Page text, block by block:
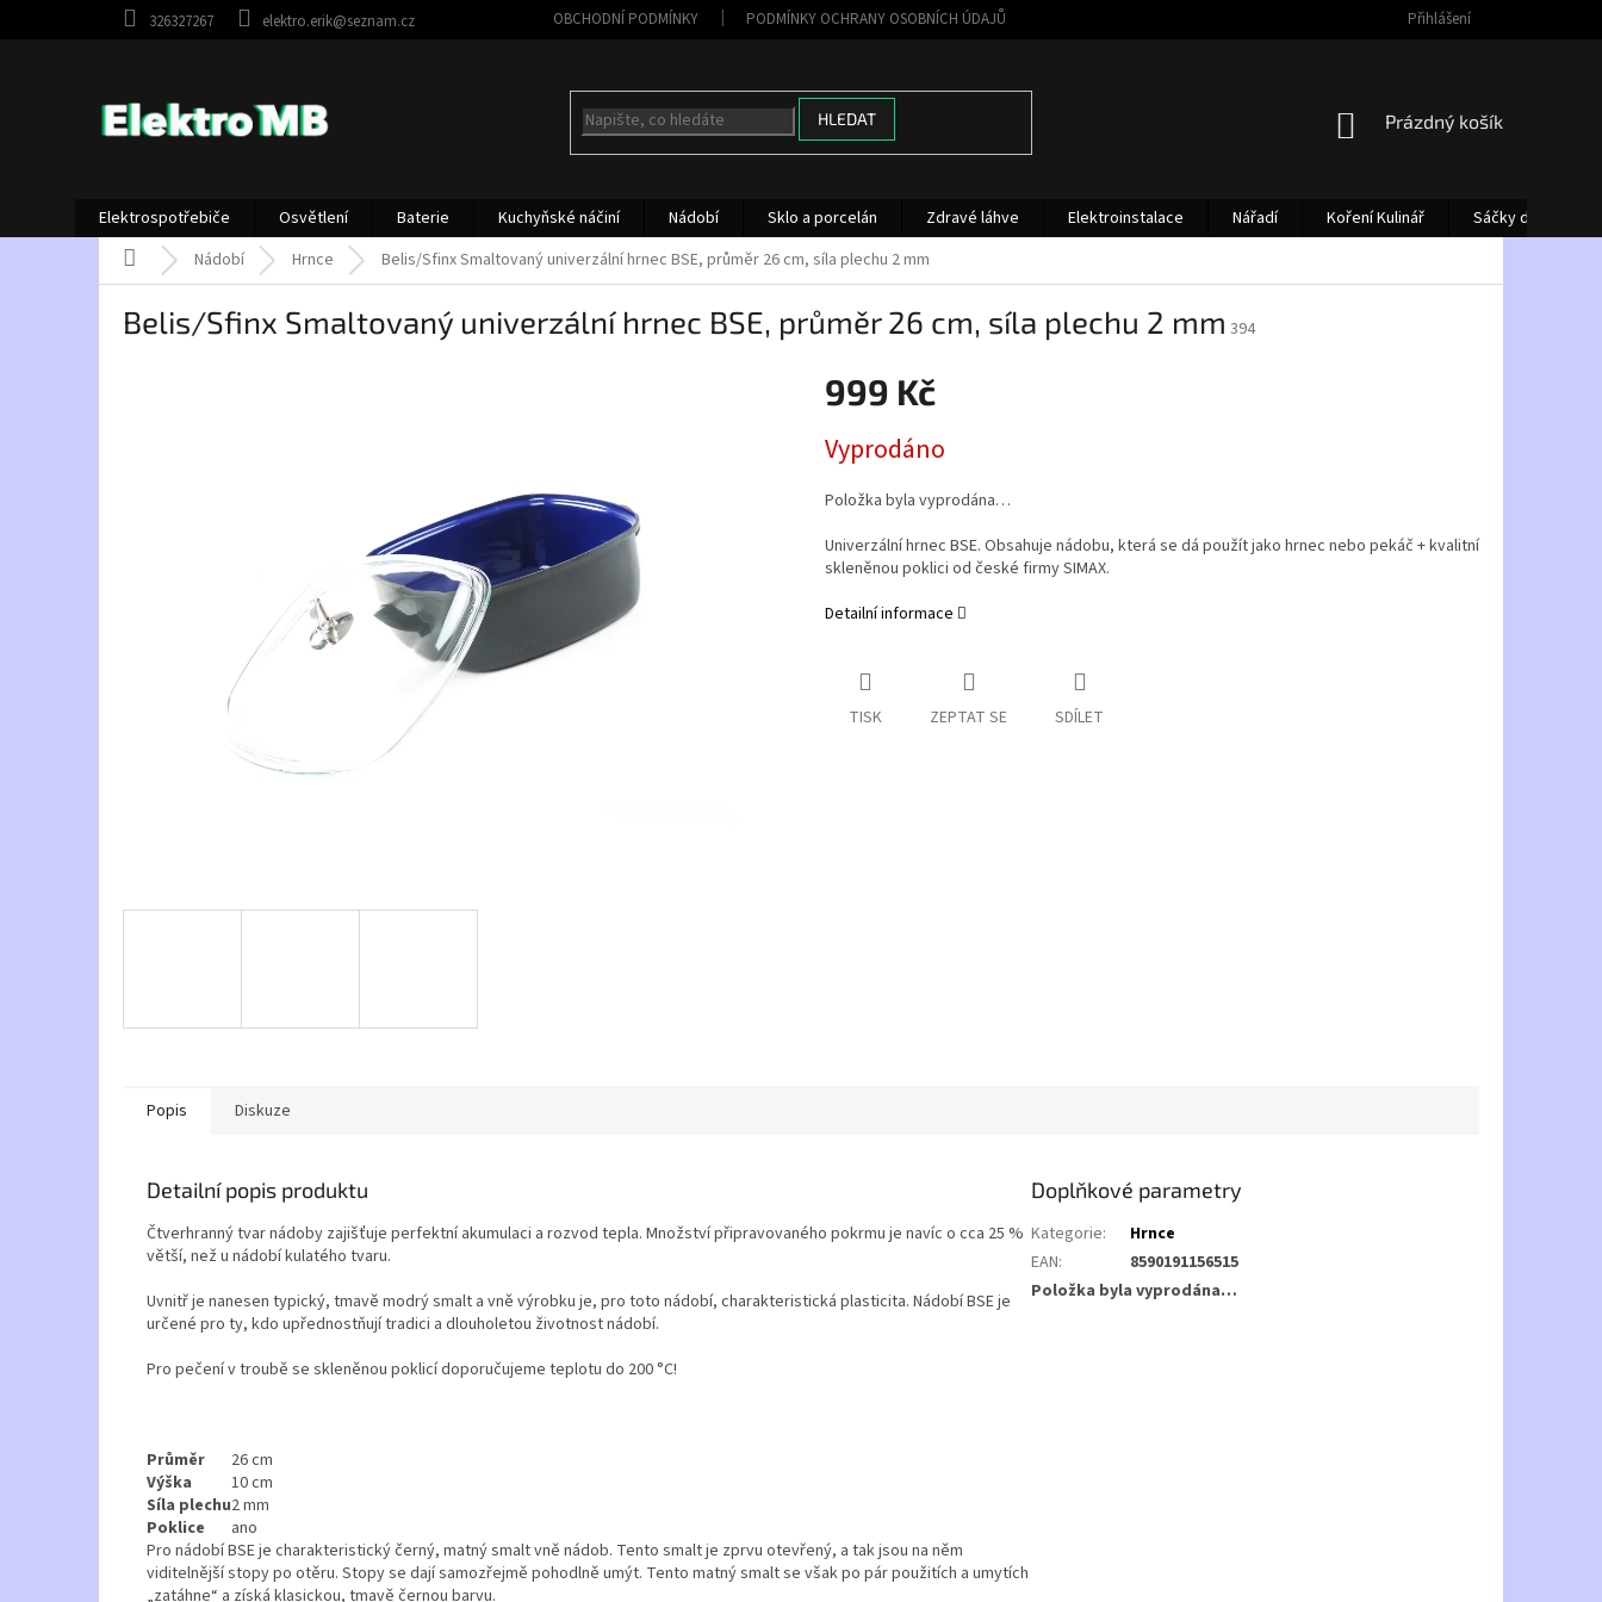
326327267 elektro.erik@seznam.cz OBCHODNÍ PODMÍNKY PODMÍNKY OCHRANY OSOBNÍCH ÚDAJŮ Přihlášení
HLEDAT
NÁKUPNÍ
Prázdný košík
Elektrospotřebiče Osvětlení Baterie Kuchyňské náčiní Nádobí Sklo a porcelán Zdravé láhve Elektroinstalace Nářadí Koření Kulinář
Sáčky do
Domů
Nádobí Hrnce Belis/Sfinx Smaltovaný univerzální hrnec BSE, průměr 26 cm, síla plechu 2 mm
Belis/Sfinx Smaltovaný univerzální hrnec BSE, průměr 26 cm, síla plechu 2 mm 394
999 Kč
cena:
Vyprodáno
Položka byla vyprodána…
Univerzální hrnec BSE. Obsahuje nádobu, která se dá použít jako hrnec nebo pekáč + kvalitní
skleněnou poklici od české firmy SIMAX.
Detailní informace
TISK ZEPTAT SE SDÍLET
Popis Diskuze
Detailní popis produktu
Čtverhranný tvar nádoby zajišťuje perfektní akumulaci a rozvod tepla. Množství připravovaného pokrmu je navíc o cca 25 %
větší, než u nádobí kulatého tvaru.
Uvnitř je nanesen typický, tmavě modrý smalt a vně výrobku je, pro toto nádobí, charakteristická plasticita. Nádobí BSE je
určené pro ty, kdo upřednostňují tradici a dlouholetou životnost nádobí.
Pro pečení v troubě se skleněnou poklicí doporučujeme teplotu do 200 °C!
Průměr
26 cm
Výška
10 cm
Síla plechu2 mm
Poklice
ano
Pro nádobí BSE je charakteristický černý, matný smalt vně nádob. Tento smalt je zprvu otevřený, a tak jsou na něm
viditelnější stopy po otěru. Stopy se dají samozřejmě pohodlně umýt. Tento matný smalt se však po pár použitích a umytích
„zatáhne“ a získá klasickou, tmavě černou barvu.
Doplňkové parametry
Kategorie:
Hrnce
EAN:
8590191156515
Položka byla vyprodána…